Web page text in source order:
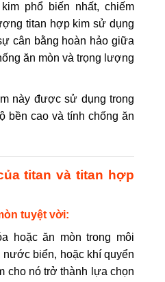
phổ biến nhất, chiếm
titan hợp kim sử dụng
cân bằng hoàn hảo giữa
ăn mòn và trọng lượng
này được sử dụng trong
bền cao và tính chống ăn
titan và titan hợp
tuyệt vời:
hoặc ăn mòn trong môi
biển, hoặc khí quyển
cho nó trở thành lựa chọn